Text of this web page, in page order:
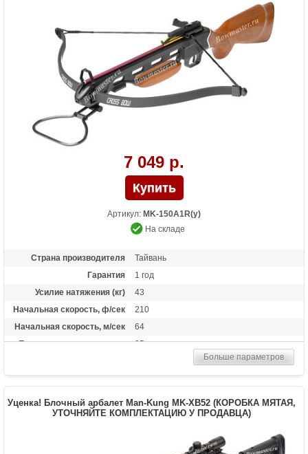
7 049 р.
Артикул: MK-150A1R(у)
На складе
Страна производителя
Тайвань
Гарантия
1 год
Усилие натяжения (кг)
43
Начальная скорость, ф/сек
210
Начальная скорость, м/сек
64
Прицельная дальность, м
25
10,2 дюймов (26 см)
Стандарт стрел (дюймы)
14
Комплектация
2 алюминиевые стрелы, картонная
Больше параметров
Уценка! Блочный арбалет Man-Kung MK-XB52 (КОРОБКА МЯТАЯ,
УТОЧНЯЙТЕ КОМПЛЕКТАЦИЮ У ПРОДАВЦА)